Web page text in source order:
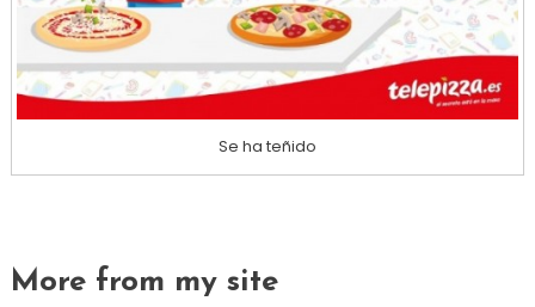
Se ha teñido
More from my site